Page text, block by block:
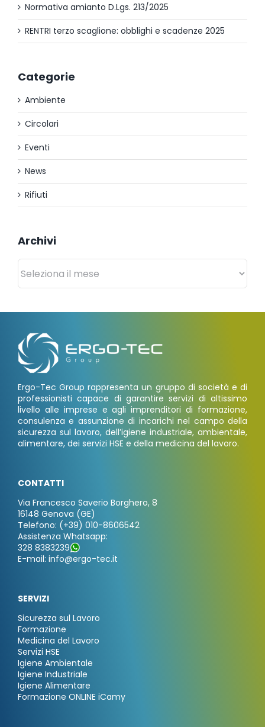
Normativa amianto D.Lgs. 213/2025
RENTRI terzo scaglione: obblighi e scadenze 2025
Categorie
Ambiente
Circolari
Eventi
News
Rifiuti
Archivi
Archivi
Ergo-Tec Group rappresenta un gruppo di società e di
professionisti capace di garantire servizi di altissimo
livello alle imprese e agli imprenditori di formazione,
consulenza e assunzione di incarichi nel campo della
sicurezza sul lavoro, dell’igiene industriale, ambientale,
alimentare, dei servizi HSE e della medicina del lavoro.
CONTATTI
Via Francesco Saverio Borghero, 8
16148 Genova (GE)
Telefono: (+39) 010-8606542
Assistenza Whatsapp:
328 8383239
E-mail: info@ergo-tec.it
SERVIZI
Sicurezza sul Lavoro
Formazione
Medicina del Lavoro
Servizi HSE
Igiene Ambientale
Igiene Industriale
Igiene Alimentare
Formazione ONLINE iCamy